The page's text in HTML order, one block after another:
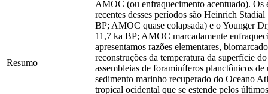
Resumo
AMOC (ou enfraquecimento acentuado). Os
recentes desses períodos são Heinrich
BP; AMOC quase colapsada) e o Younger
11,7 ka BP; AMOC marcadamente
apresentamos razões elementares,
reconstruções da temperatura da superfície
assembleias de foraminíferos planctônicos de
sedimento marinho recuperado do Oceano
tropical ocidental que se estende pelos